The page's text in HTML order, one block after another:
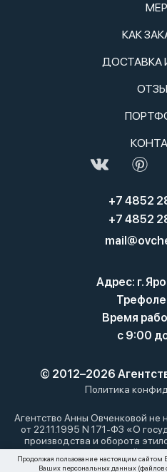
КАК
ДОСТАВКА
+7 4852
+7 4852
Адрес: г.
Время
с 9:00
Политика
© 2012–2026
Агентство Анны Овченковой
от 22.11.1995 N 171-ФЗ «О
производства и оборота
спиртосодержащей
потребления (распития)
Продолжая пользование настоящим сайтом
Ваших персональных данных (файлов